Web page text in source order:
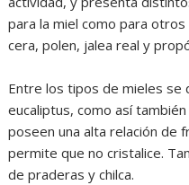
para la miel como para
cera, polen, jalea real y
Entre los tipos de mieles se
eucaliptus, como así
poseen una alta relación de
permite que no cristalice.
de praderas y chilca.